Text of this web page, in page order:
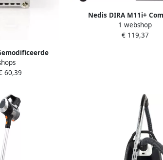
| 300 W | 1 stuks
60,39
Nedis DIRA M11i+
Multifunctionele Radio EWF
Internet Bluetooth 30-
1 webshop
€ 119,37